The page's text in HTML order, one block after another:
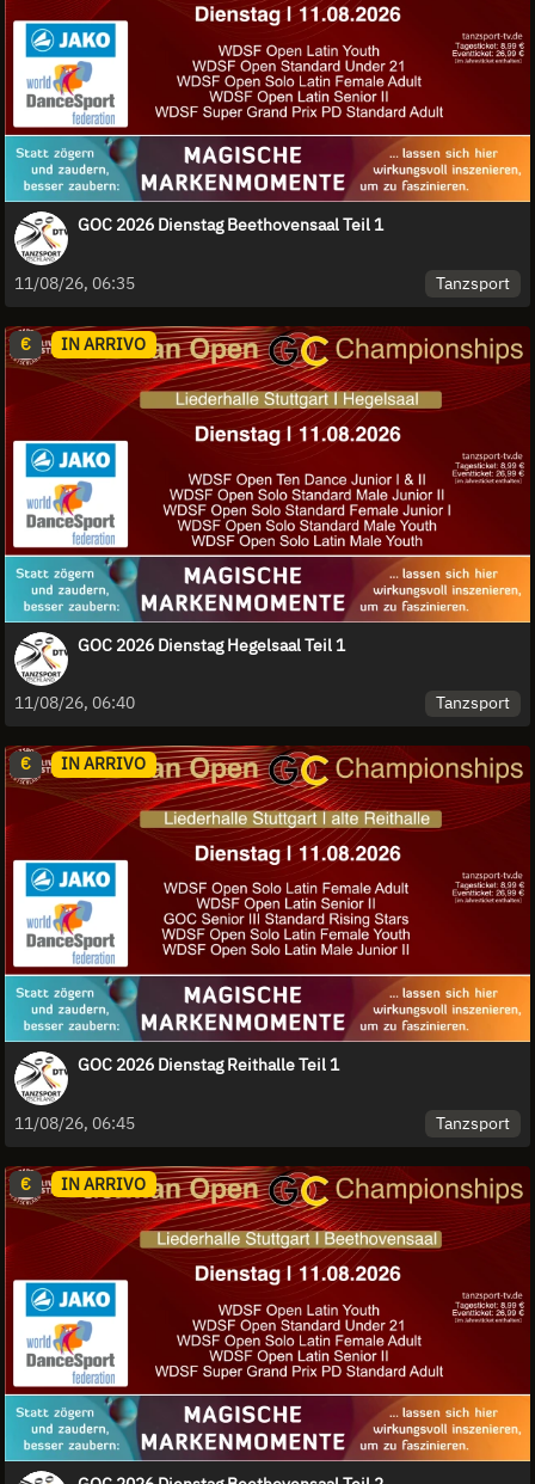
GOC 2026 Dienstag Beethovensaal Teil 1
11/08/26, 06:35 Tanzsport
€ IN ARRIVO
GOC 2026 Dienstag Hegelsaal Teil 1
11/08/26, 06:40 Tanzsport
€ IN ARRIVO
GOC 2026 Dienstag Reithalle Teil 1
11/08/26, 06:45 Tanzsport
€ IN ARRIVO